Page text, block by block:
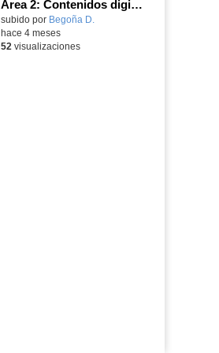
Área 2: Contenidos digitales
Contenido educativo.
subido por Begoña D.
hace 4 meses
52 visualizaciones